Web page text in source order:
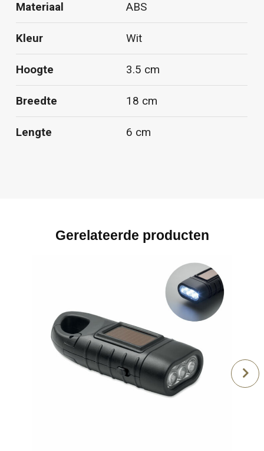
Materiaal ABS
Kleur Wit
Hoogte 3.5 cm
Breedte 18 cm
Lengte 6 cm
Gerelateerde producten